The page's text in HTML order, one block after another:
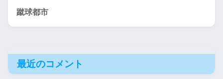
蹴球都市
最近のコメント